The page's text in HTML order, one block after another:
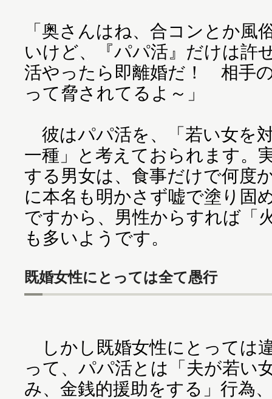
「奥さんはね、合コンとか風
いけど、『パパ活』だけは許
活やったら即離婚だ！ 相手
って脅されてるよ～」
彼はパパ活を、「若い女を
一種」と考えておられます。
する男女は、食事だけで何度
に本名も明かさず嘘で塗り固
ですから、男性からすれば「
も多いようです。
既婚女性にとっては全て愚行
しかし既婚女性にとっては
って、パパ活とは「夫が若い
み、金銭的援助をする」行為